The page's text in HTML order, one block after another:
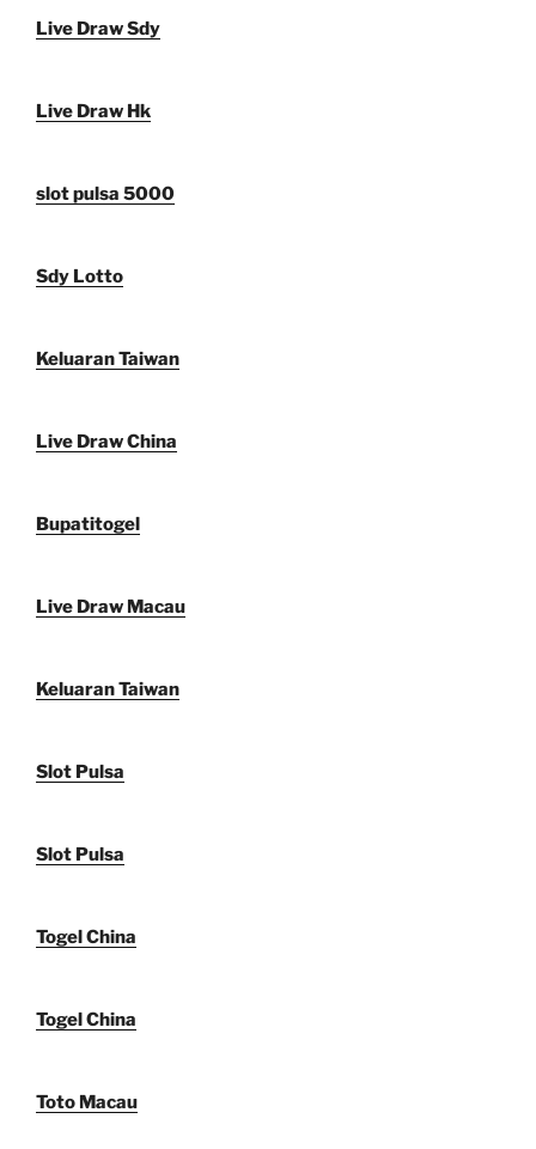
Live Draw Sdy
Live Draw Hk
slot pulsa 5000
Sdy Lotto
Keluaran Taiwan
Live Draw China
Bupatitogel
Live Draw Macau
Keluaran Taiwan
Slot Pulsa
Slot Pulsa
Togel China
Togel China
Toto Macau